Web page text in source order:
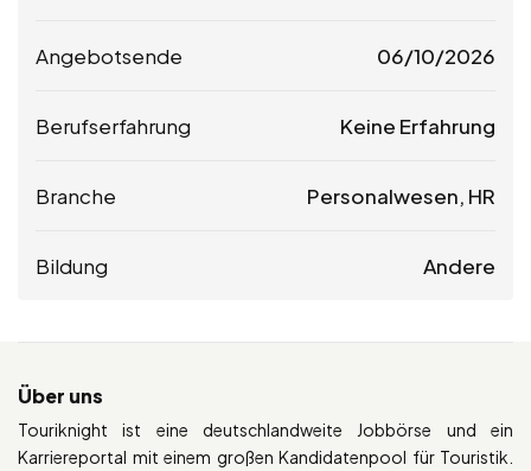
Angebotsende 06/10/2026
Berufserfahrung Keine Erfahrung
Branche Personalwesen, HR
Bildung Andere
Über uns
Touriknight ist eine deutschlandweite Jobbörse und ein
Karriereportal mit einem großen Kandidatenpool für Touristik.